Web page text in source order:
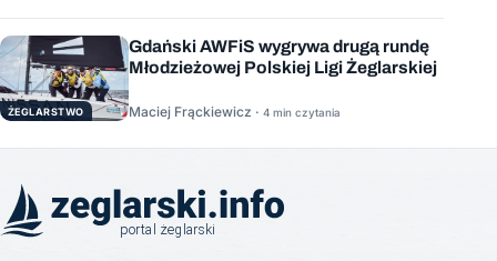
ŻEGLARSTWO
Gdański AWFiS wygrywa drugą rundę
Młodzieżowej Polskiej Ligi Żeglarskiej
Maciej Frąckiewicz · 4 min czytania